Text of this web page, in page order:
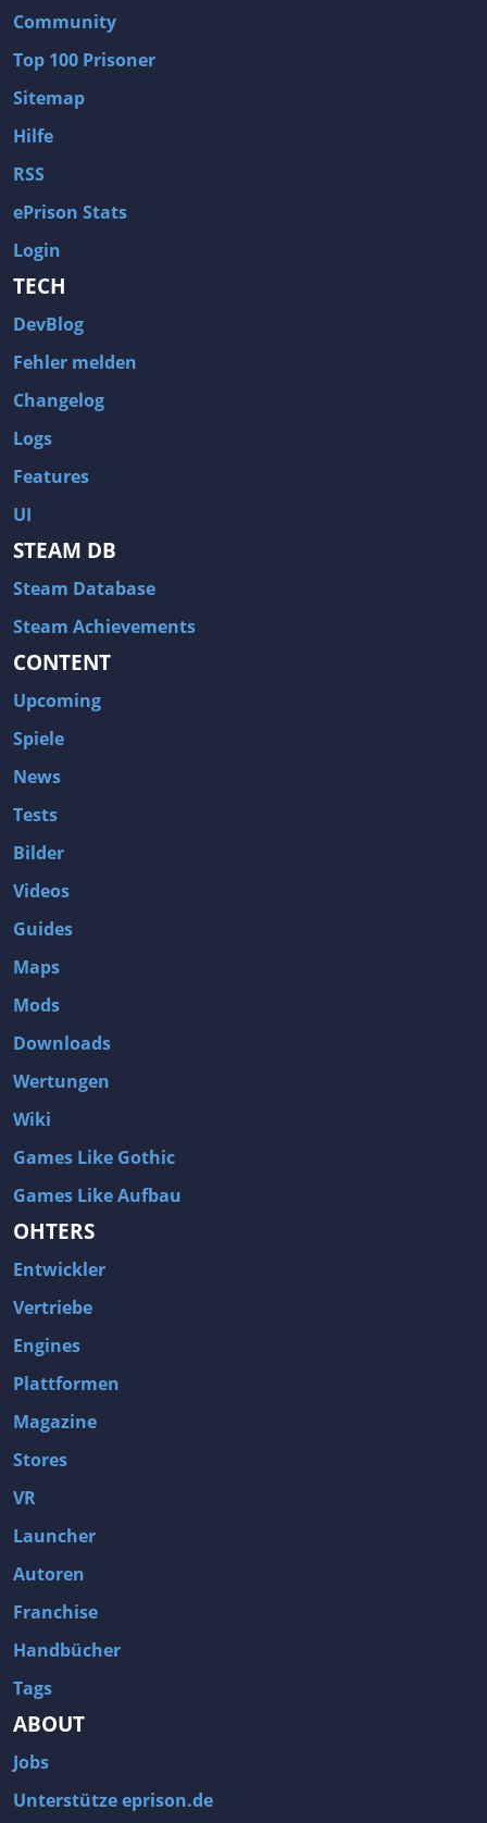
Community
Top 100 Prisoner
Sitemap
Hilfe
RSS
ePrison Stats
Login
TECH
DevBlog
Fehler melden
Changelog
Logs
Features
UI
STEAM DB
Steam Database
Steam Achievements
CONTENT
Upcoming
Spiele
News
Tests
Bilder
Videos
Guides
Maps
Mods
Downloads
Wertungen
Wiki
Games Like Gothic
Games Like Aufbau
OHTERS
Entwickler
Vertriebe
Engines
Plattformen
Magazine
Stores
VR
Launcher
Autoren
Franchise
Handbücher
Tags
ABOUT
Jobs
Unterstütze eprison.de